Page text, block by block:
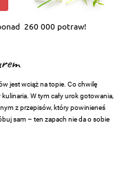
260 000 potraw!
jest wciąż na topie. Co chwilę
W tym cały urok gotowania,
z przepisów, który powinieneś
sam – ten zapach nie da o sobie